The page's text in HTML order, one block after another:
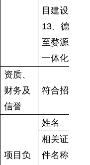
目建设委托
13、德州
至婺源段新
一体化。
资质、
财务及
信誉
符合招标文
项目负
姓名
相关证
件名称